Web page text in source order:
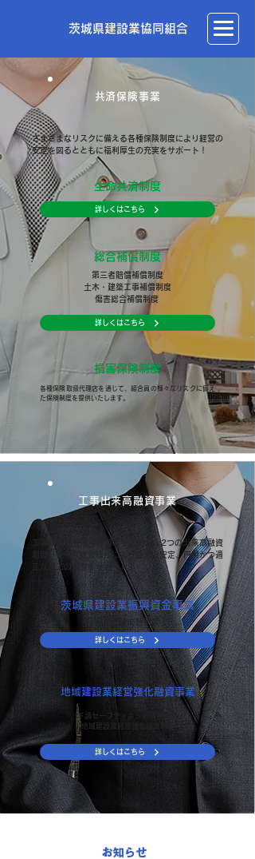
茨城県建設業協同組合
共済保険事業
さまざまなリスクに備える各種保険制度により経営の
安定を図るとともに福利厚生の充実をサポート！
生命共済制度
詳しくはこちら
総合補償制度
第三者賠償補償制度
土木・建築工事補償制度
傷害総合補償制度
詳しくはこちら
損害保険制度
各種保険取扱代理店を通じて、組合員の様々なリスクに備え
た保険制度を提供いたします。
工事出来高融資事業
工事請負代金債権の譲渡を活用した2つの出来高融資
制度。低利な資金繰りにより経営の安定、円滑かつ適
正な施工の確保をサポート！
茨城県建設業振興資金事業
［ 工事代金立替制度 ］
詳しくはこちら
地域建設業経営強化融資事業
下請セーフティネット債務保証
地域建設業経営強化融資制度
詳しくはこちら
お知らせ